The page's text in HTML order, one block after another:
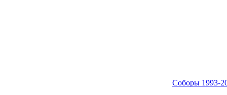
Соборы 1993-